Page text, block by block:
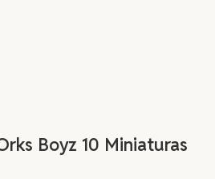
Boyz 10 Miniaturas